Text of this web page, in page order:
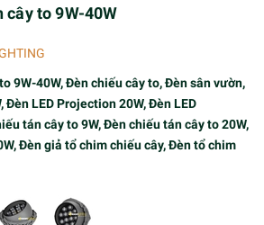
to 9W-40W
9W-40W, Đèn chiếu cây to, Đèn sân vườn,
Đèn LED Projection 20W, Đèn LED
tán cây to 9W, Đèn chiếu tán cây to 20W,
Đèn giả tổ chim chiếu cây, Đèn tổ chim